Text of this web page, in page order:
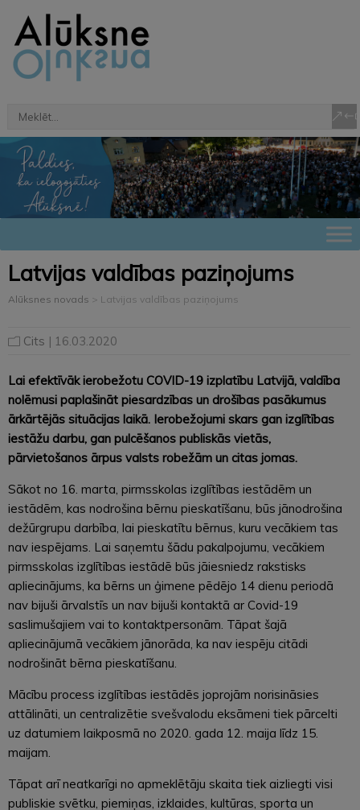
Latvijas valdības paziņojums
Alūksnes novads > Latvijas valdības paziņojums
Cits | 16.03.2020
Lai efektīvāk ierobežotu COVID-19 izplatību Latvijā, valdība
nolēmusi paplašināt piesardzības un drošības pasākumus
ārkārtējās situācijas laikā. Ierobežojumi skars gan izglītības
iestāžu darbu, gan pulcēšanos publiskās vietās,
pārvietošanos ārpus valsts robežām un citas jomas.
Sākot no 16. marta, pirmsskolas izglītības iestādēm un
iestādēm, kas nodrošina bērnu pieskatīšanu, būs jānodrošina
dežūrgrupu darbība, lai pieskatītu bērnus, kuru vecākiem tas
nav iespējams. Lai saņemtu šādu pakalpojumu, vecākiem
pirmsskolas izglītības iestādē būs jāiesniedz rakstisks
apliecinājums, ka bērns un ģimene pēdējo 14 dienu periodā
nav bijuši ārvalstīs un nav bijuši kontaktā ar Covid-19
saslimušajiem vai to kontaktpersonām. Tāpat šajā
apliecinājumā vecākiem jānorāda, ka nav iespēju citādi
nodrošināt bērna pieskatīšanu.
Mācību process izglītības iestādēs joprojām norisināsies
attālināti, un centralizētie svešvalodu eksāmeni tiek pārcelti
uz datumiem laikposmā no 2020. gada 12. maija līdz 15.
maijam.
Tāpat arī neatkarīgi no apmeklētāju skaita tiek aizliegti visi
publiskie svētku, piemiņas, izklaides, kultūras, sporta un